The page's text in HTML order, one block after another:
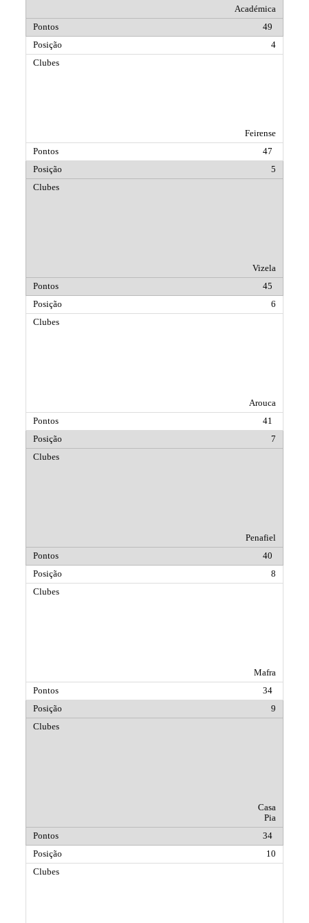
Académica
49
4
Feirense
47
5
Vizela
45
6
Arouca
41
7
Penafiel
40
8
Mafra
34
9
Casa
Pia
34
10